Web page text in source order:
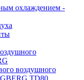
охлаждением -
воздушного
TD80